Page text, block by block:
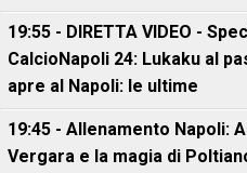
19:55 - DIRETTA VIDEO -
CalcioNapoli 24: Lukaku al
apre al Napoli: le ultime
19:45 - Allenamento Napoli:
Vergara e la magia di